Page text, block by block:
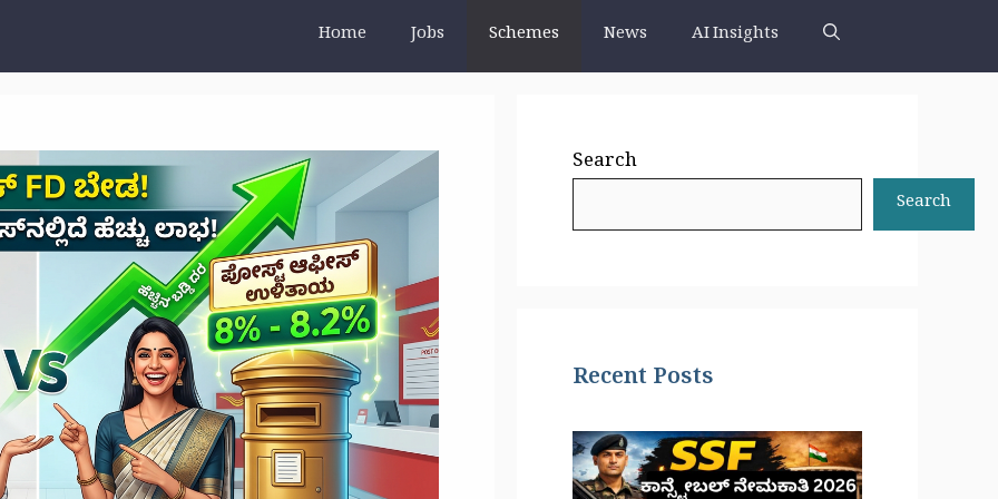
Home Jobs Schemes News AI Insights
Search
Search
Recent Posts